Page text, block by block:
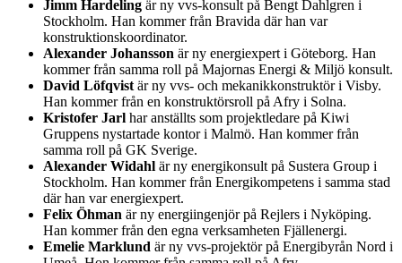
Jimm Hardeling är ny vvs-konsult på Bengt Dahlgren i
Stockholm. Han kommer från Bravida där han var
konstruktionskoordinator.
Alexander Johansson är ny energiexpert i Göteborg. Han
kommer från samma roll på Majornas Energi & Miljö konsult.
David Löfqvist är ny vvs- och mekanikkonstruktör i Visby.
Han kommer från en konstruktörsroll på Afry i Solna.
Kristofer Jarl har anställts som projektledare på Kiwi
Gruppens nystartade kontor i Malmö. Han kommer från
samma roll på GK Sverige.
Alexander Widahl är ny energikonsult på Sustera Group i
Stockholm. Han kommer från Energikompetens i samma stad
där han var energiexpert.
Felix Öhman är ny energiingenjör på Rejlers i Nyköping.
Han kommer från den egna verksamheten Fjällenergi.
Emelie Marklund är ny vvs-projektör på Energibyrån Nord i